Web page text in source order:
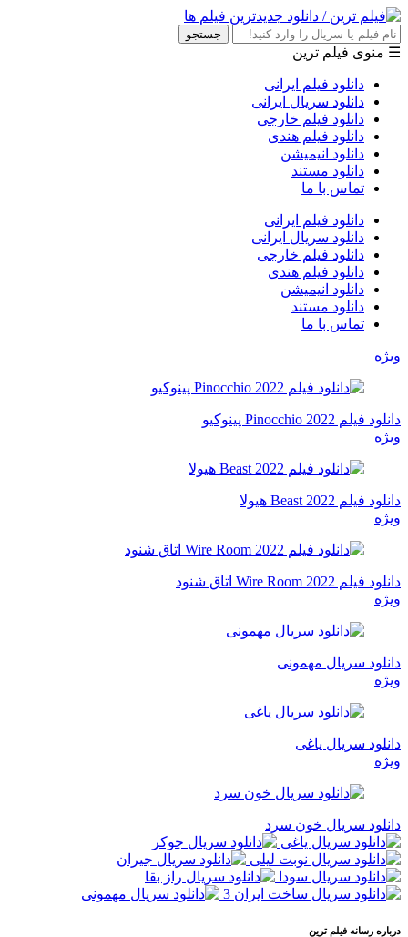
جستجو
☰ منوی فیلم ترین
دانلود فیلم ایرانی
دانلود سریال ایرانی
دانلود فیلم خارجی
دانلود فیلم هندی
دانلود انیمیشن
دانلود مستند
تماس با ما
دانلود فیلم ایرانی
دانلود سریال ایرانی
دانلود فیلم خارجی
دانلود فیلم هندی
دانلود انیمیشن
دانلود مستند
تماس با ما
ویژه
دانلود فیلم Pinocchio 2022 پینوکیو
ویژه
دانلود فیلم Beast 2022 هیولا
ویژه
دانلود فیلم Wire Room 2022 اتاق شنود
ویژه
دانلود سریال مهمونی
ویژه
دانلود سریال یاغی
ویژه
دانلود سریال خون سرد
درباره رسانه فيلم ترين